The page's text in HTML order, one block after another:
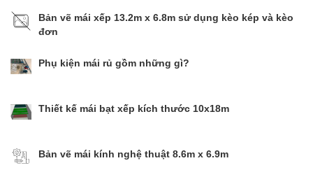
Bản vẽ mái xếp 13.2m x 6.8m sử dụng kèo kép và kèo
đơn
Phụ kiện mái rủ gồm những gì?
Thiết kế mái bạt xếp kích thước 10x18m
Bản vẽ mái kính nghệ thuật 8.6m x 6.9m